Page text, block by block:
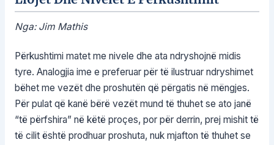
Nga: Jim Mathis
Përkushtimi matet me nivele dhe ata ndryshojnë midis
tyre. Analogjia ime e preferuar për të ilustruar ndryshimet
bëhet me vezët dhe proshutën që përgatis në mëngjes.
Për pulat që kanë bërë vezët mund të thuhet se ato janë
“të përfshira” në këtë proçes, por për derrin, prej mishit të
të cilit është prodhuar proshuta, nuk mjafton të thuhet se